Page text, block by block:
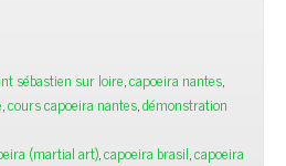
sébastien sur loire,capoeira nantes,
,cours capoeira nantes,démonstration
(martial art),capoeira brasil,capoeira